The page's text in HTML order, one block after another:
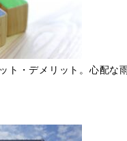
ト・デメリット。心配な